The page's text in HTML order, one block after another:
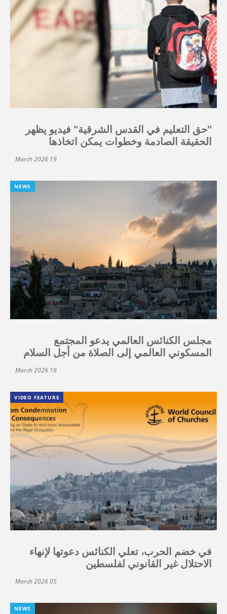
"حق التعليم في القدس الشرقية" فيديو يظهر
الحقيقة الصادمة وخطوات يمكن اتخاذها
19 March 2026
NEWS
مجلس الكنائس العالمي يدعو المجتمع
المسكوني العالمي إلى الصلاة من أجل السلام
19 March 2026
VIDEO FEATURE
في خضم الحرب، تعلي الكنائس دعوتها لإنهاء
الاحتلال غير القانوني لفلسطين
05 March 2026
NEWS